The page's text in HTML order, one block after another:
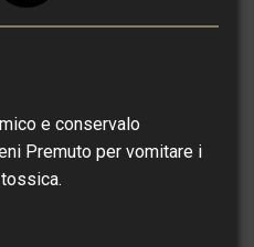
e conservalo
Premuto per vomitare i